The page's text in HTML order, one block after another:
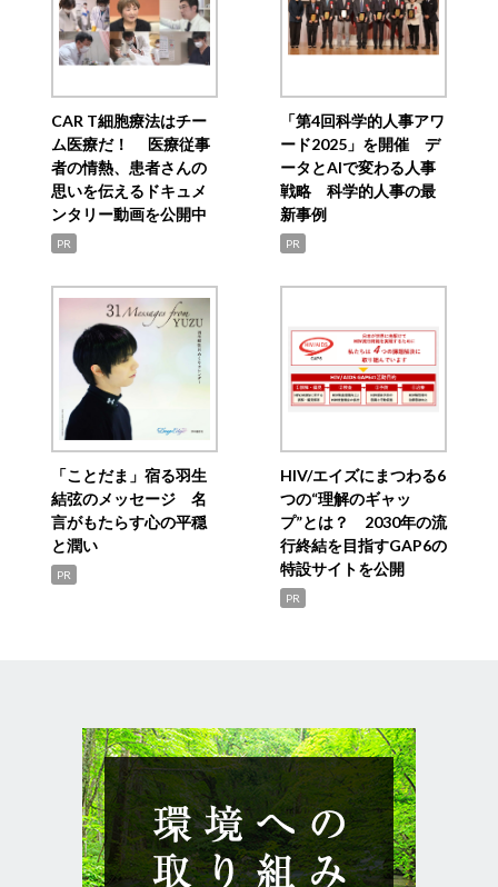
CAR T細胞療法はチー
ム医療だ！ 医療従事
者の情熱、患者さんの
思いを伝えるドキュメ
ンタリー動画を公開中
PR
「第4回科学的人事アワ
ード2025」を開催 デ
ータとAIで変わる人事
戦略 科学的人事の最
新事例
PR
「ことだま」宿る羽生
結弦のメッセージ 名
言がもたらす心の平穏
と潤い
PR
HIV/エイズにまつわる6
つの“理解のギャッ
プ”とは？ 2030年の流
行終結を目指すGAP6の
特設サイトを公開
PR